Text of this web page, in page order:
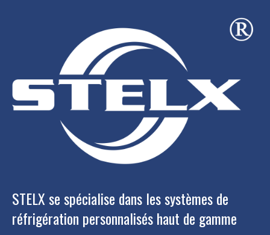
STELX se spécialise dans les systèmes de
réfrigération personnalisés haut de gamme